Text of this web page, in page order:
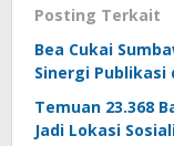
Posting Terkait
Bea Cukai
Sinergi Publikasi
Temuan 23.368
Jadi Lokasi